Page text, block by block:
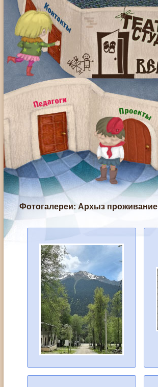
Фотогалереи: Архыз проживание